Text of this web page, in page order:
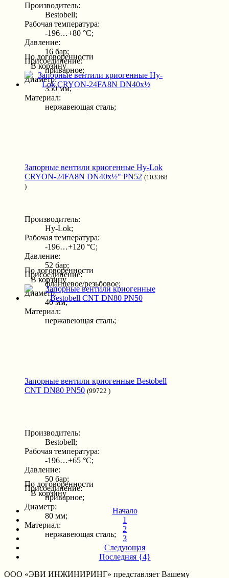
Производитель:
Bestobell;
Рабочая температура:
-196…+80 °С;
Давление:
16 бар;
Присоединение:
приварное;
Диаметр:
350 мм;
Материал:
нержавеющая сталь;
По договоренности
В корзину
Запорные вентили криогенные Hy-Lok
CRYON-24FA8N DN40x½" PN52 (103368
)
Производитель:
Hy-Lok;
Рабочая температура:
-196…+120 °С;
Давление:
52 бар;
Присоединение:
фланцевое/резьбовое;
Диаметр:
40 мм;
Материал:
нержавеющая сталь;
По договоренности
В корзину
Запорные вентили криогенные Bestobell
CNT DN80 PN50 (99722 )
Производитель:
Bestobell;
Рабочая температура:
-196…+65 °С;
Давление:
50 бар;
Присоединение:
приварное;
Диаметр:
80 мм;
Материал:
нержавеющая сталь;
По договоренности
В корзину
Начало
1
2
3
Следующая
Последняя {4}
ООО «ЭВИ ИНЖИНИРИНГ» представляет Вашему